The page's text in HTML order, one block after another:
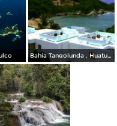
Bahía Tangolunda . Huatulco, Oaxaca